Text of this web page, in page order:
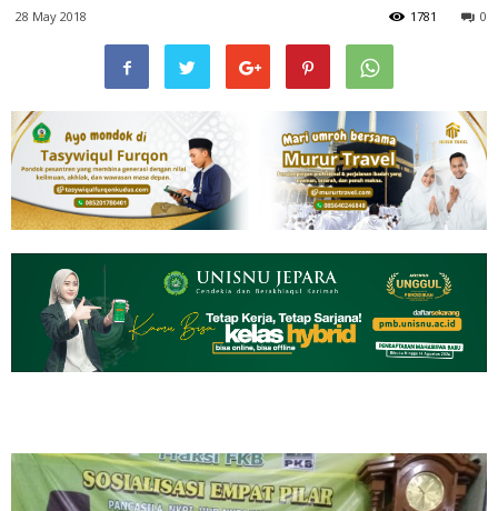
28 May 2018 0
1781